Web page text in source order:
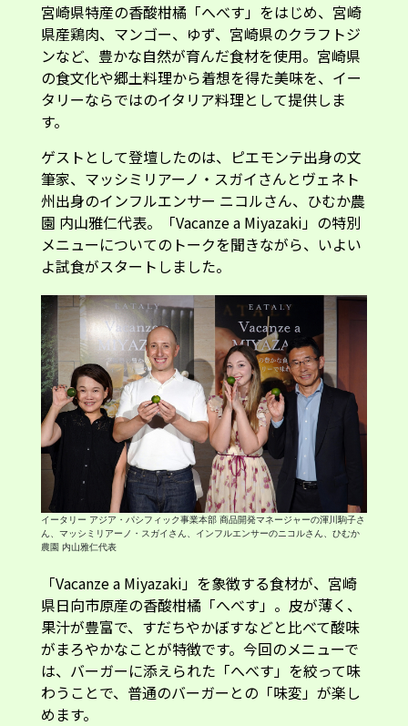
宮崎県特産の香酸柑橘「へべす」をはじめ、宮崎
県産鶏肉、マンゴー、ゆず、宮崎県のクラフトジ
ンなど、豊かな自然が育んだ食材を使用。宮崎県
の食文化や郷土料理から着想を得た美味を、イー
タリーならではのイタリア料理として提供しま
す。
ゲストとして登壇したのは、ピエモンテ出身の文
筆家、マッシミリアーノ・スガイさんとヴェネト
州出身のインフルエンサー ニコルさん、ひむか農
園 内山雅仁代表。「Vacanze a Miyazaki」の特別
メニューについてのトークを聞きながら、いよい
よ試食がスタートしました。
イータリー アジア・パシフィック事業本部 商品開発マネージャーの渾川駒子さ
ん、マッシミリアーノ・スガイさん、インフルエンサーのニコルさん、ひむか
農園 内山雅仁代表
「Vacanze a Miyazaki」を象徴する食材が、宮崎
県日向市原産の香酸柑橘「へべす」。皮が薄く、
果汁が豊富で、すだちやかぼすなどと比べて酸味
がまろやかなことが特徴です。今回のメニューで
は、バーガーに添えられた「へべす」を絞って味
わうことで、普通のバーガーとの「味変」が楽し
めます。